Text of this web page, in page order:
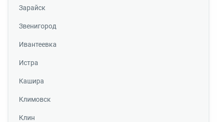
Зарайск
Звенигород
Ивантеевка
Истра
Кашира
Климовск
Клин